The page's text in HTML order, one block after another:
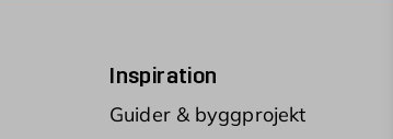
Inspiration
Guider & byggprojekt